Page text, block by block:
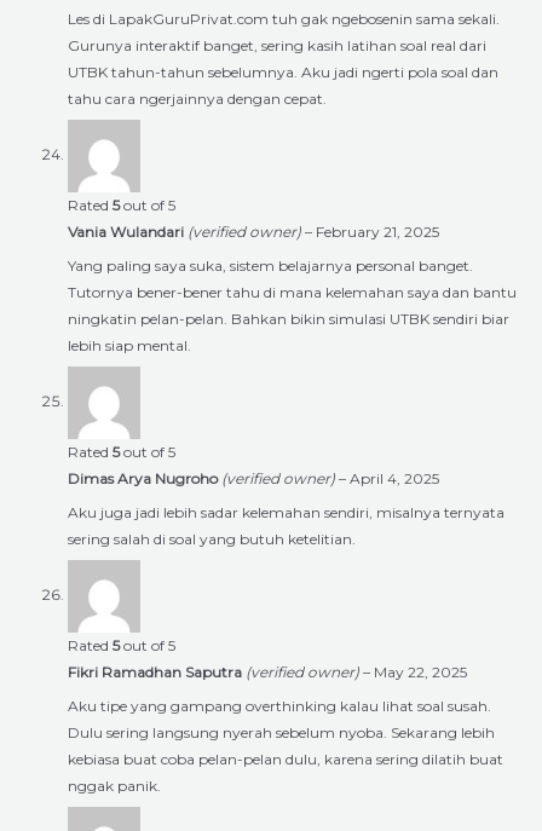
Les di LapakGuruPrivat.com tuh gak ngebosenin sama sekali.
Gurunya interaktif banget, sering kasih latihan soal real dari
UTBK tahun-tahun sebelumnya. Aku jadi ngerti pola soal dan
tahu cara ngerjainnya dengan cepat.
Rated 5out of 5
Vania Wulandari (verified owner) – February 21, 2025
Yang paling saya suka, sistem belajarnya personal banget.
Tutornya bener-bener tahu di mana kelemahan saya dan bantu
ningkatin pelan-pelan. Bahkan bikin simulasi UTBK sendiri biar
lebih siap mental.
Rated 5out of 5
Dimas Arya Nugroho (verified owner) – April 4, 2025
Aku juga jadi lebih sadar kelemahan sendiri, misalnya ternyata
sering salah di soal yang butuh ketelitian.
Rated 5out of 5
Fikri Ramadhan Saputra (verified owner) – May 22, 2025
Aku tipe yang gampang overthinking kalau lihat soal susah.
Dulu sering langsung nyerah sebelum nyoba. Sekarang lebih
kebiasa buat coba pelan-pelan dulu, karena sering dilatih buat
nggak panik.